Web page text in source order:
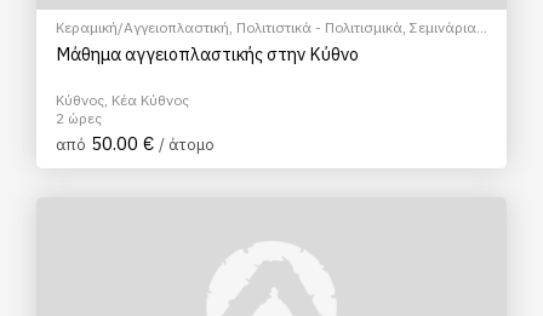
Κεραμική/Αγγειοπλαστική, Πολιτιστικά - Πολιτισμικά, Σεμινάρια
& Μαθήματα
Μάθημα αγγειοπλαστικής στην Κύθνο
Κύθνος, Κέα Κύθνος
2 ώρες
από 50.00 € / άτομο